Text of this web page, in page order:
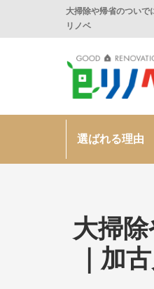
大掃除や帰省のついで
リノベ
選ばれる理由
大掃
｜加